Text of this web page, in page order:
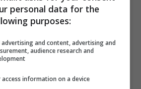
personal data for the
purposes:
advertising and content, advertising and
audience research and
information on a device